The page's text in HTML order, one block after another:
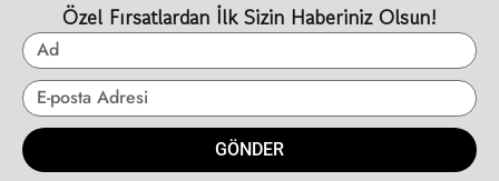
Özel Fırsatlardan İlk Sizin Haberiniz Olsun!
GÖNDER